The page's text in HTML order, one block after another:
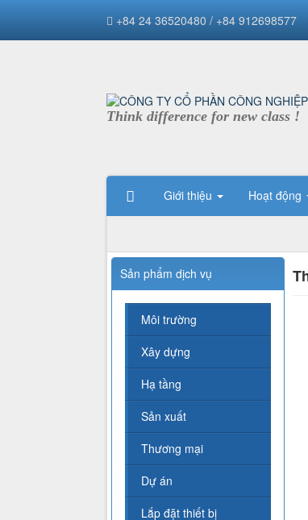
+84 24 36520480 / +84 912698577
Think difference for new class !
Giới thiệu Hoạt động
Sản phẩm dịch vụ
Môi trường
Xây dựng
Hạ tầng
Sản xuất
Thương mại
Dự án
Lắp đặt thiết bị